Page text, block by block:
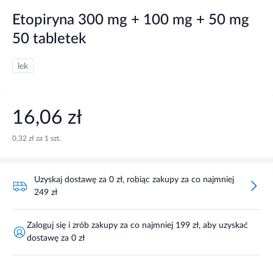
Etopiryna 300 mg + 100 mg + 50 mg
50 tabletek
lek
16,06 zł
0,32 zł za 1 szt.
Uzyskaj dostawę za 0 zł, robiąc zakupy za co najmniej
249 zł
Zaloguj się i zrób zakupy za co najmniej 199 zł, aby uzyskać
dostawę za 0 zł